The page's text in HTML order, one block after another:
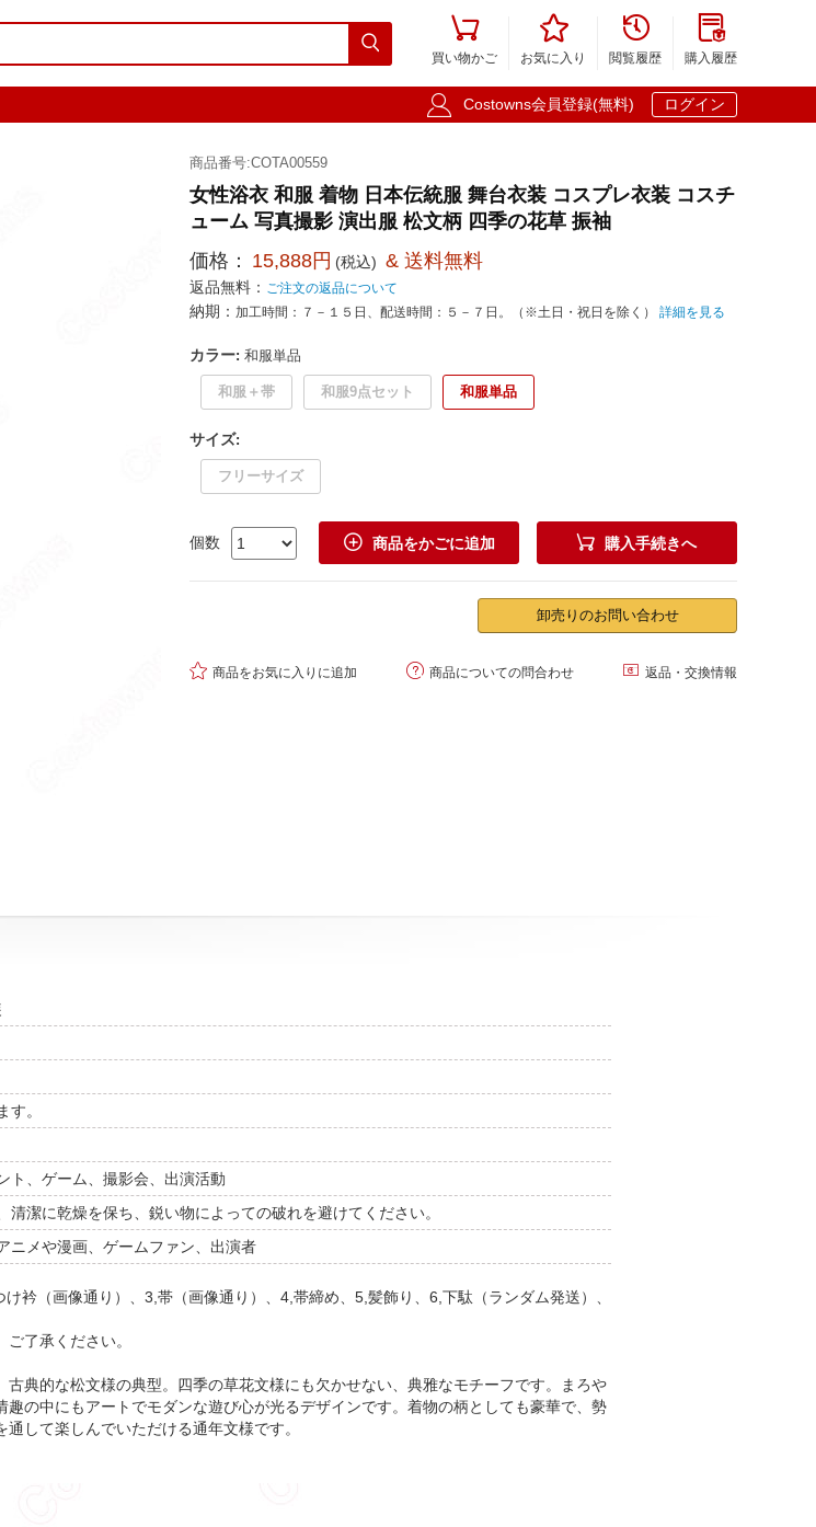


買い物かご

お気に入り

閲覧履歴

購入履歴
 Costowns会員登録(無料) ログイン
商品番号:COTA00559
女性浴衣 和服 着物 日本伝統服 舞台衣装 コスプレ衣装 コスチ
ューム 写真撮影 演出服 松文柄 四季の花草 振袖
価格： 15,888円 (税込) & 送料無料
返品無料： ご注文の返品について
納期： 加工時間：７－１５日、配送時間：５－７日。（※土日・祝日を除く） 詳細を見る
カラー: 和服単品
和服＋帯 和服9点セット 和服単品
サイズ:
フリーサイズ
個数  商品をかごに追加  購入手続きへ
卸売りのお問い合わせ
 商品をお気に入りに追加  商品についての問合わせ  返品・交換情報
す。
ト、ゲーム、撮影会、出演活動
清潔に乾燥を保ち、鋭い物によっての破れを避けてください。
ニメや漫画、ゲームファン、出演者
衿（画像通り）、3,帯（画像通り）、4,帯締め、5,髪飾り、6,下駄（ランダム発送）、
了承ください。
典的な松文様の典型。四季の草花文様にも欠かせない、典雅なモチーフです。まろや
の中にもアートでモダンな遊び心が光るデザインです。着物の柄としても豪華で、勢
して楽しんでいただける通年文様です。